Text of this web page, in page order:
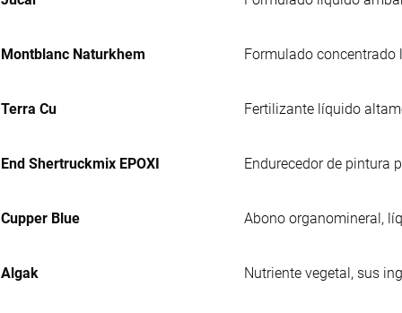
Montblanc Naturkhem Formulado
Terra Cu Fertilizante líquido
End Shertruckmix EPOXI Endurecedor de pintura
Cupper Blue Abono organomineral,
Algak Nutriente vegetal, sus